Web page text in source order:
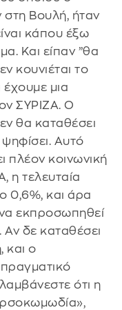
στη Βουλή, ήταν
κάπου έξω
Και είπαν ”θα
κουνιέται το
μια
ΣΥΡΙΖΑ. Ο
θα καταθέσει
Αυτό
πλέον κοινωνική
η τελευταία
0,6%, και άρα
εκπροσωπηθεί
δε καταθέσει
και ο
ότι η